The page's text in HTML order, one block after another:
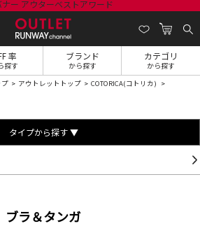
率
探す
ブランド
から探す
カテゴリ
から探す
プ アウトレットトップ COTORICA(コトリカ)
タイプから探す ▼
ブラ＆タンガ